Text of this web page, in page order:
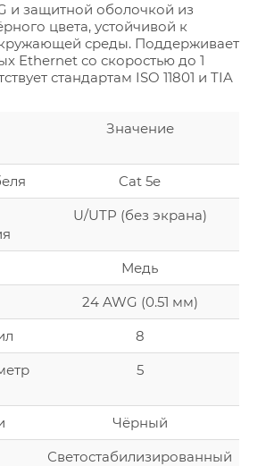
и защитной оболочкой из
цвета, устойчивой к
среды. Поддерживает
Ethernet со скоростью до 1
стандартам ISO 11801 и TIA
Значение
Cat 5e
U/UTP (без экрана)
Медь
24 AWG (0.51 мм)
8
5
Чёрный
Светостабилизированный